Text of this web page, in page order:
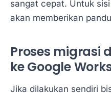
sangat cepat. Untuk
akan memberikan
Proses migrasi
ke Google
Jika dilakukan sendiri